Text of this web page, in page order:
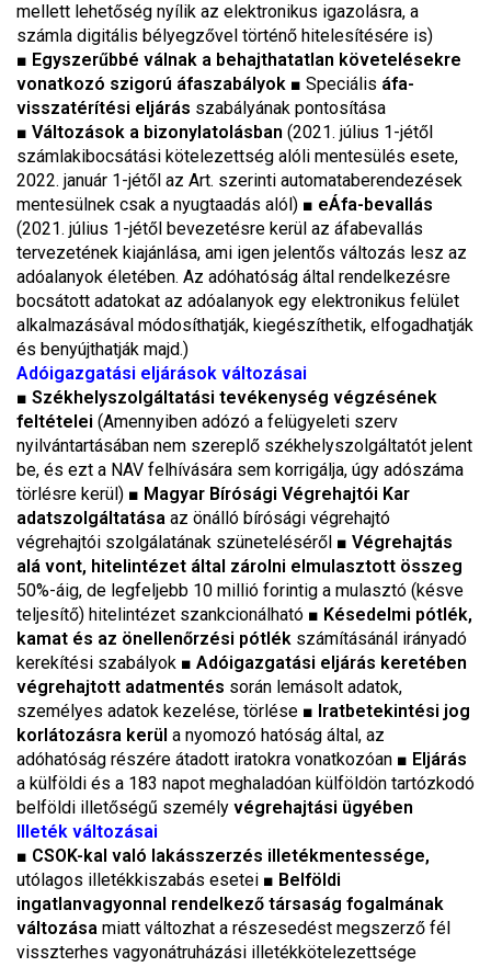
mellett lehetőség nyílik az elektronikus igazolásra, a
számla digitális bélyegzővel történő hitelesítésére is)
■ Egyszerűbbé válnak a behajthatatlan követelésekre
vonatkozó szigorú áfaszabályok ■ Speciális áfa-
visszatérítési eljárás szabályának pontosítása
■ Változások a bizonylatolásban (2021. július 1-jétől
számlakibocsátási kötelezettség alóli mentesülés esete,
2022. január 1-jétől az Art. szerinti automataberendezések
mentesülnek csak a nyugtaadás alól) ■ eÁfa-bevallás
(2021. július 1-jétől bevezetésre kerül az áfabevallás
tervezetének kiajánlása, ami igen jelentős változás lesz az
adóalanyok életében. Az adóhatóság által rendelkezésre
bocsátott adatokat az adóalanyok egy elektronikus felület
alkalmazásával módosíthatják, kiegészíthetik, elfogadhatják
és benyújthatják majd.)
Adóigazgatási eljárások változásai
■ Székhelyszolgáltatási tevékenység végzésének
feltételei (Amennyiben adózó a felügyeleti szerv
nyilvántartásában nem szereplő székhelyszolgáltatót jelent
be, és ezt a NAV felhívására sem korrigálja, úgy adószáma
törlésre kerül) ■ Magyar Bírósági Végrehajtói Kar
adatszolgáltatása az önálló bírósági végrehajtó
végrehajtói szolgálatának szüneteléséről ■ Végrehajtás
alá vont, hitelintézet által zárolni elmulasztott összeg
50%-áig, de legfeljebb 10 millió forintig a mulasztó (késve
teljesítő) hitelintézet szankcionálható ■ Késedelmi pótlék,
kamat és az önellenőrzési pótlék számításánál irányadó
kerekítési szabályok ■ Adóigazgatási eljárás keretében
végrehajtott adatmentés során lemásolt adatok,
személyes adatok kezelése, törlése ■ Iratbetekintési jog
korlátozásra kerül a nyomozó hatóság által, az
adóhatóság részére átadott iratokra vonatkozóan ■ Eljárás
a külföldi és a 183 napot meghaladóan külföldön tartózkodó
belföldi illetőségű személy végrehajtási ügyében
Illeték változásai
■ CSOK-kal való lakásszerzés illetékmentessége,
utólagos illetékkiszabás esetei ■ Belföldi
ingatlanvagyonnal rendelkező társaság fogalmának
változása miatt változhat a részesedést megszerző fél
visszterhes vagyonátruházási illetékkötelezettsége